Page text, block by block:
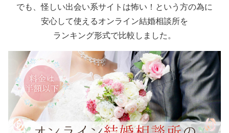
でも、怪しい出会い系サイトは怖い！という方の為に
安心して使えるオンライン結婚相談所を
ランキング形式で比較しました。